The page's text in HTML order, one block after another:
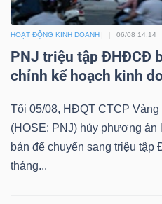
HOẠT ĐỘNG KINH DOANH 06/08 14:14
PNJ triệu tập ĐHĐCĐ
chỉnh kế hoạch kinh
Tối 05/08, HĐQT CTCP
(HOSE: PNJ) hủy phương án
bản để chuyển sang triệu
tháng...